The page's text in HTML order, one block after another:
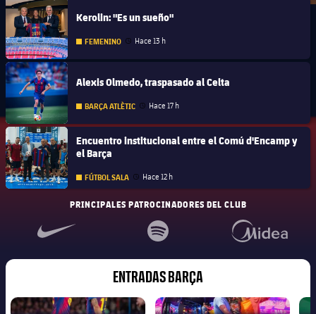
FC Barcelona club badge
Kerolin: "Es un sueño"
FEMENINO Fecha de publicación
Hace 13 h
FC Barcelona club badge
Alexis Olmedo, traspasado al Celta
BARÇA ATLÈTIC Fecha de publicación
Hace 17 h
FC Barcelona club badge
Encuentro institucional entre el Comú d'Encamp y
el Barça
FÚTBOL SALA Fecha de publicación
Hace 12 h
PRINCIPALES PATROCINADORES DEL CLUB
ENTRADAS BARÇA